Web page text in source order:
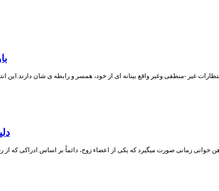
8
غیر -منطقی وغیر واقع بینانه ای از خود، همسر و رابطه ی شان دارند.این
3